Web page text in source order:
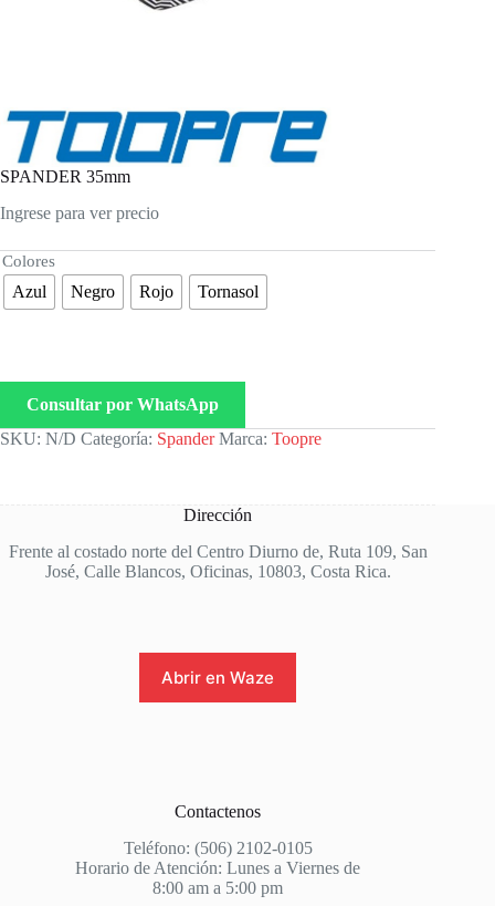
SPANDER 35mm
Ingrese para ver precio
Colores
Azul Negro Rojo Tornasol
Consultar por WhatsApp
SKU: N/D Categoría: Spander Marca: Toopre
Dirección
Frente al costado norte del Centro Diurno de, Ruta 109, San
José, Calle Blancos, Oficinas, 10803, Costa Rica.
Abrir en Waze
Contactenos
Teléfono: (506) 2102-0105
Horario de Atención: Lunes a Viernes de
8:00 am a 5:00 pm